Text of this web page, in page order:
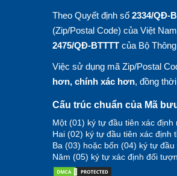
Theo Quyết định số 2334/QĐ-
(Zip/Postal Code) của Việt
2475/QĐ-BTTTT của Bộ
Việc sử dụng mã Zip/Postal
hơn, chính xác hơn, đồng
Cấu trúc chuẩn của Mã
Một (01) ký tự đầu tiên xác
Hai (02) ký tự đầu tiên xác định
Ba (03) hoặc bốn (04) ký tự
Năm (05) ký tự xác định đối